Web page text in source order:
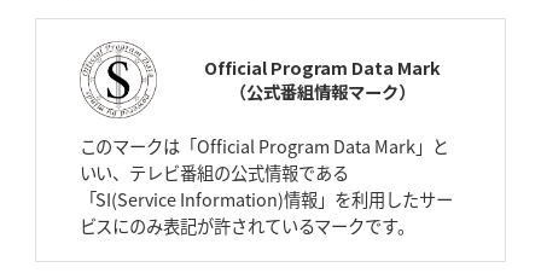
2026年4月9日(木)更新
スティーラーズ、名門復活の足音
2026年4月2日(木)更新
2026年3月26日(木)更新
AZ-COM丸和、リーグワンへ参入決定 「フィールド丸ごと計測機器」の
Official Program Data Mark
（公式番組情報マーク）
このマークは「Official Program Data Mark」と
いい、テレビ番組の公式情報である
「SI(Service Information)情報」を利用したサー
ビスにのみ表記が許されているマークです。